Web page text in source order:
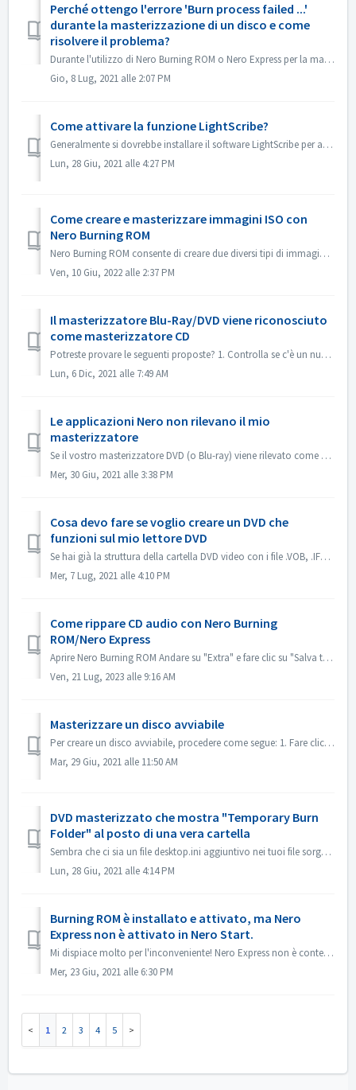
Perché ottengo l'errore 'Burn process failed ...'
durante la masterizzazione di un disco e come
risolvere il problema?
Durante l'utilizzo di Nero Burning ROM o Nero Express per la masterizzazione di contenuti su un disco, è possibile incontrare il messaggio di errore &qu...
Gio, 8 Lug, 2021 alle 2:07 PM
Come attivare la funzione LightScribe?
Generalmente si dovrebbe installare il software LightScribe per attivare le funzioni di LightScribe. https://lightscribesoftware.org/ Contattaci se hai alt...
Lun, 28 Giu, 2021 alle 4:27 PM
Come creare e masterizzare immagini ISO con
Nero Burning ROM
Nero Burning ROM consente di creare due diversi tipi di immagini disco. I 'file immagine Nero' (*.nrg) consistono in un formato immagine disco prop...
Ven, 10 Giu, 2022 alle 2:37 PM
Il masterizzatore Blu-Ray/DVD viene riconosciuto
come masterizzatore CD
Potreste provare le seguenti proposte? 1. Controlla se c'è un nuovo driver per il tuo masterizzatore e il firmware. Si prega di aggiornare se c'è. ...
Lun, 6 Dic, 2021 alle 7:49 AM
Le applicazioni Nero non rilevano il mio
masterizzatore
Se il vostro masterizzatore DVD (o Blu-ray) viene rilevato come masterizzatore CD, fate riferimento a questo articolo: https://nerosupport.freshdesk.com/en...
Mer, 30 Giu, 2021 alle 3:38 PM
Cosa devo fare se voglio creare un DVD che
funzioni sul mio lettore DVD
Se hai già la struttura della cartella DVD video con i file .VOB, .IFO/.BUP, puoi usare Nero BurningROM per masterizzare DVD. 1. Nuova compilazione. Selezio...
Mer, 7 Lug, 2021 alle 4:10 PM
Come rippare CD audio con Nero Burning
ROM/Nero Express
Aprire Nero Burning ROM Andare su "Extra" e fare clic su "Salva tracce audio". Nella scheda "sorgente", selezionare le trac...
Ven, 21 Lug, 2023 alle 9:16 AM
Masterizzare un disco avviabile
Per creare un disco avviabile, procedere come segue: 1. Fare clic sul pulsante Nuovo nella schermata principale di Nero Burning ROM. ->Si apre la finest...
Mar, 29 Giu, 2021 alle 11:50 AM
DVD masterizzato che mostra "Temporary Burn
Folder" al posto di una vera cartella
Sembra che ci sia un file desktop.ini aggiuntivo nei tuoi file sorgente. Explorer legge quel file e trova che questa particolare cartella ha un nome localiz...
Lun, 28 Giu, 2021 alle 4:14 PM
Burning ROM è installato e attivato, ma Nero
Express non è attivato in Nero Start.
Mi dispiace molto per l'inconveniente! Nero Express non è contenuto nel prodotto standalone Nero BurningRom. Nero Express è venduto nei negozi offline...
Mer, 23 Giu, 2021 alle 6:30 PM
1 2 3 4 5